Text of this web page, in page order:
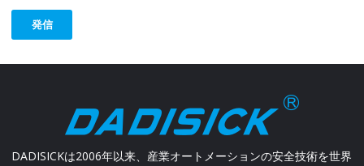
発信
DADISICKは2006年以来、産業オートメーションの安全技術を世界